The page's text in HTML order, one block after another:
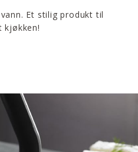
Et stilig produkt til
kjøkken!